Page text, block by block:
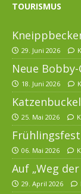
TOURISMUS
29. Juni 2026
Neue
18. Juni 2026
25. Mai 2026
06. Mai 2026
Auf „Weg
29. April 2026